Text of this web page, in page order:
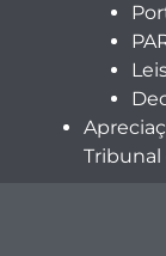
Tribunal